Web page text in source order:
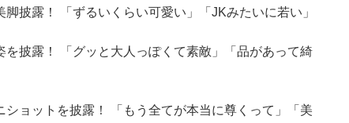
披露！ 「ずるいくらい可愛い」「JKみたいに若い」
披露！ 「グッと大人っぽくて素敵」「品があって綺
ョットを披露！ 「もう全てが本当に尊くって」「美